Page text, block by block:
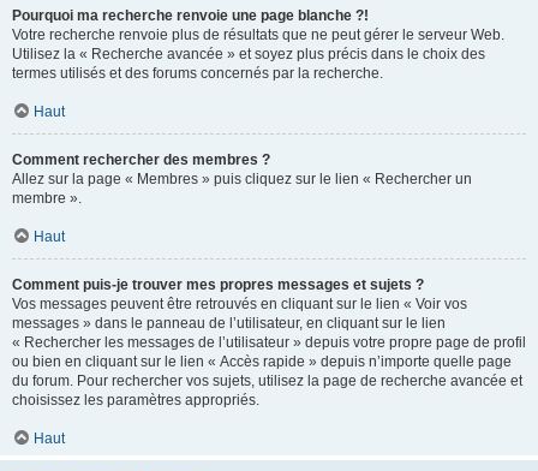
Pourquoi ma recherche renvoie une page blanche ?!
Votre recherche renvoie plus de résultats que ne peut gérer le serveur Web.
Utilisez la « Recherche avancée » et soyez plus précis dans le choix des
termes utilisés et des forums concernés par la recherche.
Haut
Comment rechercher des membres ?
Allez sur la page « Membres » puis cliquez sur le lien « Rechercher un
membre ».
Haut
Comment puis-je trouver mes propres messages et sujets ?
Vos messages peuvent être retrouvés en cliquant sur le lien « Voir vos
messages » dans le panneau de l’utilisateur, en cliquant sur le lien
« Rechercher les messages de l’utilisateur » depuis votre propre page de profil
ou bien en cliquant sur le lien « Accès rapide » depuis n’importe quelle page
du forum. Pour rechercher vos sujets, utilisez la page de recherche avancée et
choisissez les paramètres appropriés.
Haut